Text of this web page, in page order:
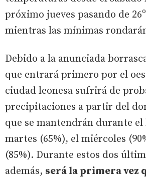
próximo jueves pasando de
mientras las mínimas
Debido a la anunciada
que entrará primero por el
ciudad leonesa sufrirá de
precipitaciones a partir del
que se mantendrán durante el
martes (65%), el miércoles
(85%). Durante estos dos
además, será la primera vez